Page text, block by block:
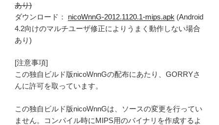
あり)
ダウンロード： nicoWnnG-2012.1120.1-mips.apk (Android
4.2向けのマルチユーザ修正によりうまく動作しない場合
あり)
[注意事項]
この独自ビルド版nicoWnnGの配布にあたり、GORRYさ
んに許可を取っています。
この独自ビルド版nicoWnnGは、ソースの変更を行ってい
ません。コンパイル時にMIPS用のバイナリを作成するよ